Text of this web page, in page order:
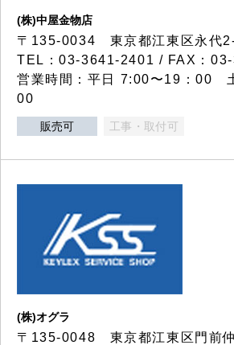
(株)中屋金物店
〒135-0034 東京都江東区永代
TEL：03-3641-2401 / FAX：
営業時間：平日 7:00〜19：00
00
販売可 工事・取付可
(株)オグラ
〒135-0048 東京都江東区門前